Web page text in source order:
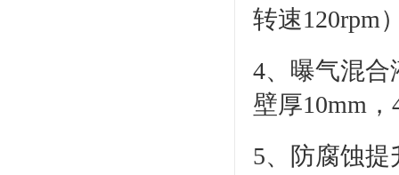
转速120rpm
4、曝气混合
壁厚10mm，
5、防腐蚀提